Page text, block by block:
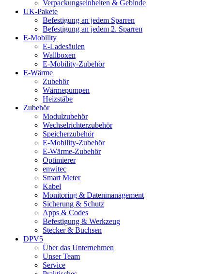
Verpackungseinheiten & Gebinde
UK-Pakete
Befestigung an jedem Sparren
Befestigung an jedem 2. Sparren
E-Mobility
E-Ladesäulen
Wallboxen
E-Mobility-Zubehör
E-Wärme
Zubehör
Wärmepumpen
Heizstäbe
Zubehör
Modulzubehör
Wechselrichterzubehör
Speicherzubehör
E-Mobility-Zubehör
E-Wärme-Zubehör
Optimierer
enwitec
Smart Meter
Kabel
Monitoring & Datenmanagement
Sicherung & Schutz
Apps & Codes
Befestigung & Werkzeug
Stecker & Buchsen
DPV5
Über das Unternehmen
Unser Team
Service